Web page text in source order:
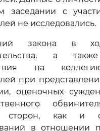
заседании с
не исследовались.
закона в
а
на
при
оценочных
сторон, как и
в отношении